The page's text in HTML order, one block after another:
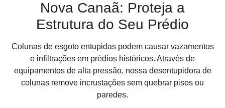
Nova Canaã: Proteja a
Estrutura do Seu Prédio
Colunas de esgoto entupidas podem causar vazamentos
e infiltrações em prédios históricos. Através de
equipamentos de alta pressão, nossa desentupidora de
colunas remove incrustações sem quebrar pisos ou
paredes.